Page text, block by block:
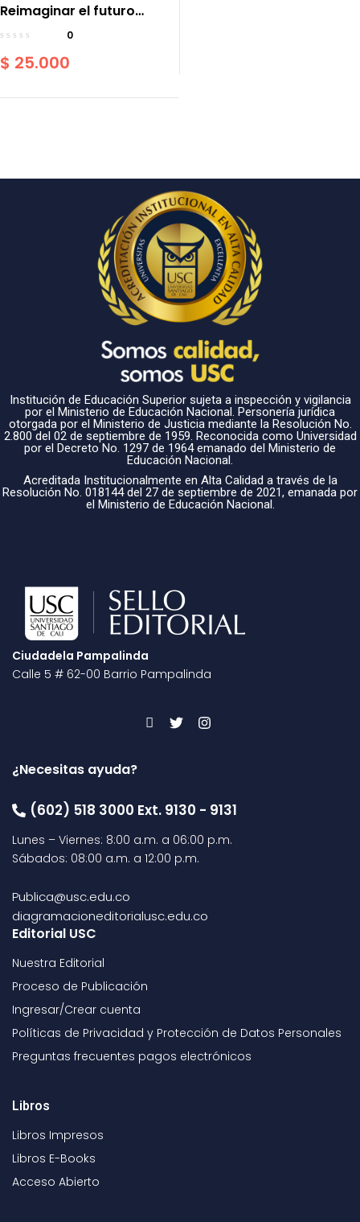
Reimaginar el futuro
pospandemia
0
$ 25.000
Institución de Educación Superior sujeta a inspección y vigilancia
por el Ministerio de Educación Nacional. Personería jurídica
otorgada por el Ministerio de Justicia mediante la Resolución No.
2.800 del 02 de septiembre de 1959. Reconocida como Universidad
por el Decreto No. 1297 de 1964 emanado del Ministerio de
Educación Nacional.
Acreditada Institucionalmente en Alta Calidad a través de la
Resolución No. 018144 del 27 de septiembre de 2021, emanada por
el Ministerio de Educación Nacional.
Ciudadela Pampalinda
Calle 5 # 62-00 Barrio Pampalinda
¿Necesitas ayuda?
(602) 518 3000 Ext. 9130 - 9131
Lunes – Viernes: 8:00 a.m. a 06:00 p.m.
Sábados: 08:00 a.m. a 12:00 p.m.
Publica@usc.edu.co
diagramacioneditorialusc.edu.co
Editorial USC
Nuestra Editorial
Proceso de Publicación
Ingresar/Crear cuenta
Políticas de Privacidad y Protección de Datos Personales
Preguntas frecuentes pagos electrónicos
Libros
Libros Impresos
Libros E-Books
Acceso Abierto